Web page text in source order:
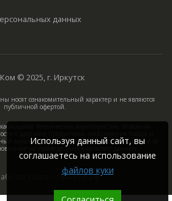
Используя данный сайт, вы
соглашаетесь на использование
файлов куки
данных
© 2025, г. Иркутск
носят ознакомительный характер и не являются
публичной офертой.
технических характеристик, описания
с другими продуктами, изображение товара и
характер, компания не несёт ответственности за
на приведённых в каталоге данных.
сайта — Вангер.рф